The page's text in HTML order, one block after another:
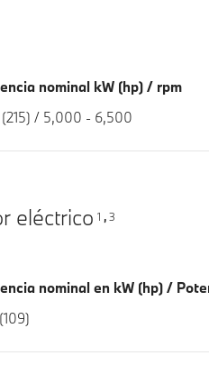
nominal kW (hp) / rpm
(215) / 5,000 - 6,500
eléctrico 1 , 3
nominal en kW (hp) /